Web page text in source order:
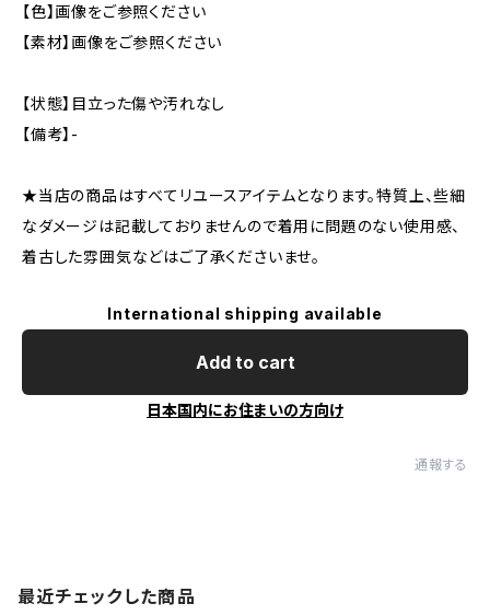
【色】画像をご参照ください
【素材】画像をご参照ください
【状態】目立った傷や汚れなし
【備考】-
★当店の商品はすべてリユースアイテムとなります。特質上、些細
なダメージは記載しておりませんので着用に問題のない使用感、
着古した雰囲気などはご了承くださいませ。
International shipping available
Add to cart
日本国内にお住まいの方向け
通報する
最近チェックした商品